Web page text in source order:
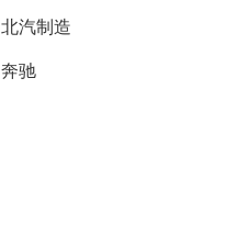
北汽制造
奔驰